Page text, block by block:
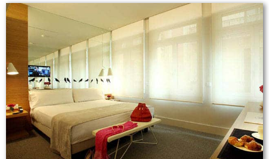
Y
CONFORT
EL
CORAZÓN
DE
BARCELONA